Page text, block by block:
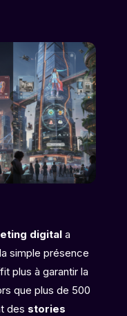
digitala
simple présence
plus à garantir la
que plus de 500
des stories